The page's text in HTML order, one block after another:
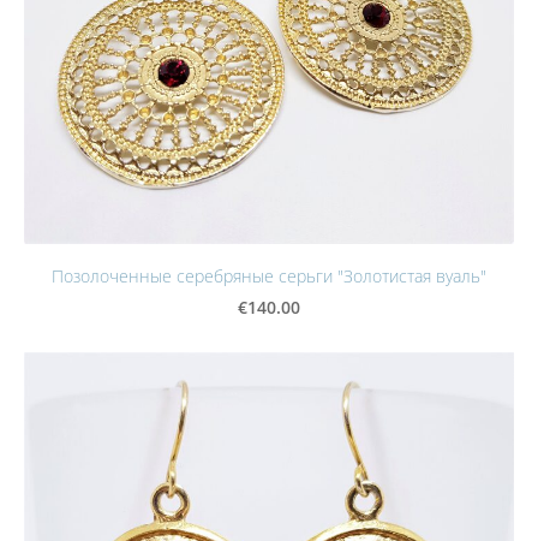
Позолоченные серебряные серьги "Золотистая вуаль"
€140.00